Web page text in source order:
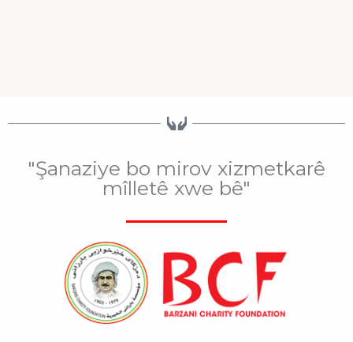
"Şanaziye bo mirov xizmetkarê
mîlletê xwe bê"